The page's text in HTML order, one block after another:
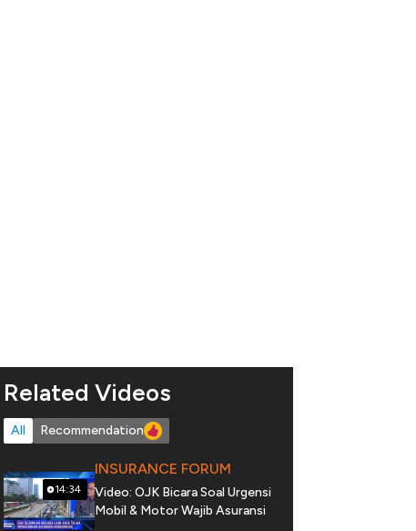
Related Videos
All Recommendation
14:34
INSURANCE FORUM
Video: OJK Bicara Soal Urgensi
Mobil & Motor Wajib Asuransi